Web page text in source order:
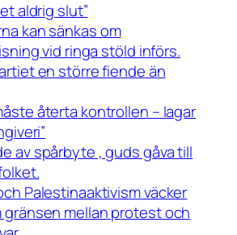
aldrig slut”
kan sänkas om
vid ringa stöld införs.
en större fiende än
återta kontrollen – lagar
av spårbyte , guds gåva till
Palestinaaktivism väcker
gränsen mellan protest och